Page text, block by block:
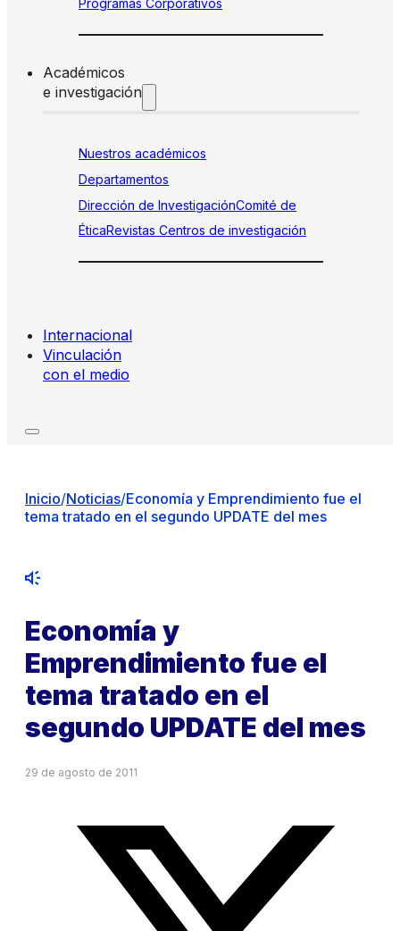
Académicos
e investigación
Nuestros académicos
Departamentos
Dirección de InvestigaciónComité de
ÉticaRevistas Centros de investigación
Internacional
Vinculación
con el medio
Inicio/Noticias/Economía y Emprendimiento fue el
tema tratado en el segundo UPDATE del mes
Economía y
Emprendimiento fue el
tema tratado en el
segundo UPDATE del mes
29 de agosto de 2011